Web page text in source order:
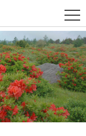
t
o
g
l
e
n
a
v
i
g
a
t
i
o
n